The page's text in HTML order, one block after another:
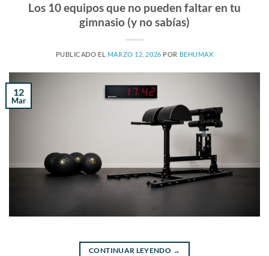
Los 10 equipos que no pueden faltar en tu
gimnasio (y no sabías)
PUBLICADO EL MARZO 12, 2026 POR BEHUMAX
12
Mar
CONTINUAR LEYENDO →